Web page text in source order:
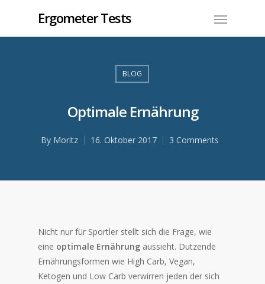
Ergometer Tests
BLOG
Optimale Ernährung
By Moritz 16. Oktober 2017 3 Comments
Nicht nur für Sportler stellt sich die Frage, wie
eine optimale Ernährung aussieht. Dutzende
Ernährungsformen wie High Carb, Vegan,
Ketogen und Low Carb verwirren jeden der sich